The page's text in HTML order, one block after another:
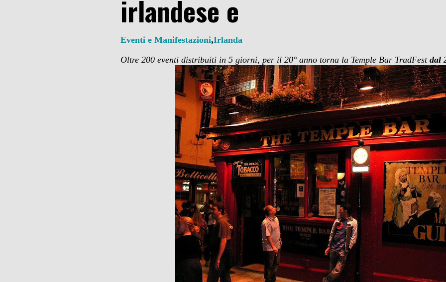
irlandese e
Eventi e Manifestazioni,Irlanda
Oltre 200 eventi distribuiti in 5 giorni,per il 20° anno torna la Temple Bar TradFestdal